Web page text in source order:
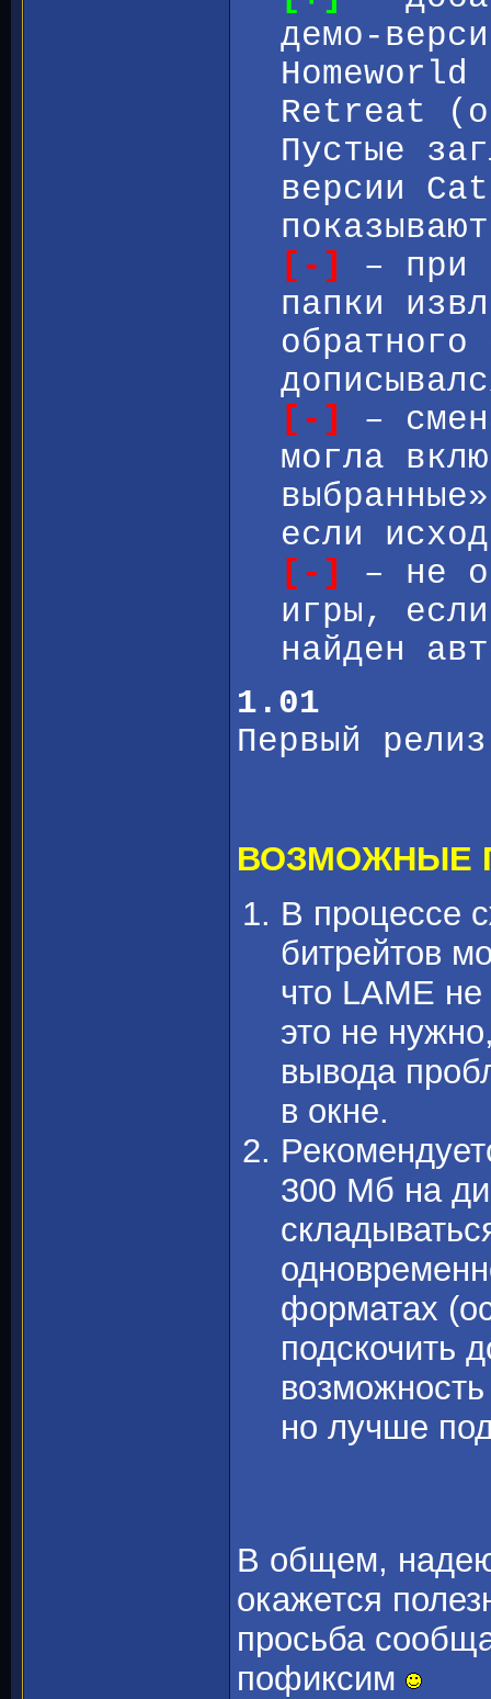
демо-
Retreat
Пустые
версии
[-]
– при
папки
[-]
–
могла
если
[-]
– не
игры,
найден
1.01
Первый
ВОЗМОЖНЫЕ
В процессе
битрейтов
что LAME
это не
вывода
в окне.
300 Мб на
форматах
подскочить
но лучше
В общем,
окажется
просьба
пофиксим